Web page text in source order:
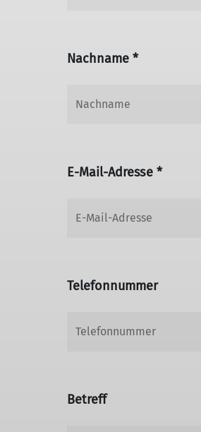
Nachname *
E-Mail-Adresse *
Telefonnummer
Betreff